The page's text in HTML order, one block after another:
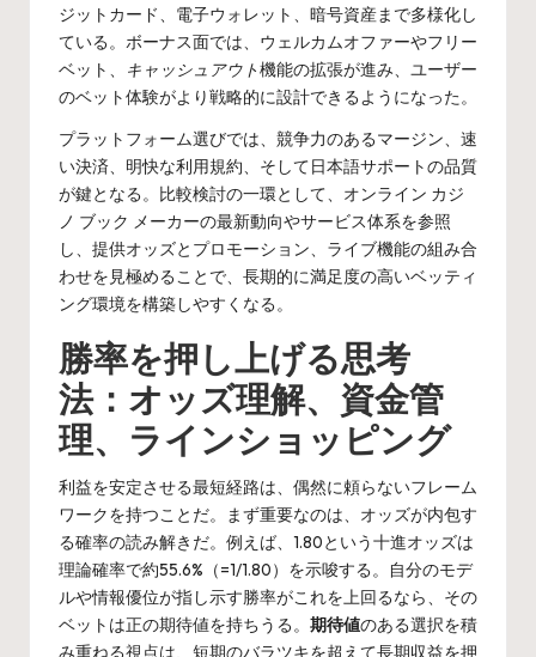
ジットカード、電子ウォレット、暗号資産まで多様化し
ている。ボーナス面では、ウェルカムオファーやフリー
ベット、
キャッシュアウト機能の拡張が進み、ユーザー
のベット体験がより戦略的に設計できるようになった。
プラットフォーム選びでは、競争力のあるマージン、速
い決済、明快な利用規約、そして日本語サポートの品質
が鍵となる。比較検討の一環として、 オンライン カジ
ノ ブック メーカーの最新動向やサービス体系を参照
し、提供オッズとプロモーション、ライブ機能の組み合
わせを見極めることで、長期的に満足度の高いベッティ
ング環境を構築しやすくなる。
勝率を押し上げる思考
法：オッズ理解、資金管
理、ラインショッピング
利益を安定させる最短経路は、偶然に頼らないフレーム
ワークを持つことだ。まず重要なのは、オッズが内包す
る確率の読み解きだ。例えば、1.80という十進オッズは
理論確率で約55.6%（=1/1.80）を示唆する。自分のモデ
ルや情報優位が指し示す勝率がこれを上回るなら、その
ベットは正の期待値を持ちうる。 期待値のある選択を積
み重ねる視点は、短期のバラツキを超えて長期収益を押